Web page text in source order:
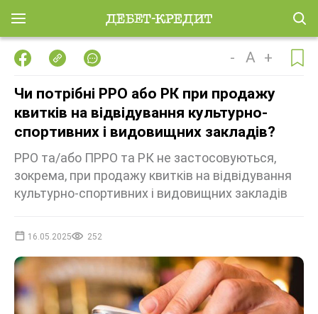
- A +
Чи потрібні РРО або РК при продажу
квитків на відвідування культурно-
спортивних і видовищних закладів?
РРО та/або ПРРО та РК не застосовуються,
зокрема, при продажу квитків на відвідування
культурно-спортивних і видовищних закладів
16.05.2025 252